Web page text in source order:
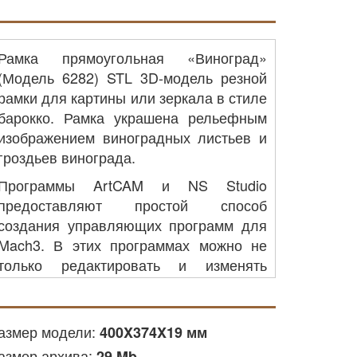
прямоугольная «Виноград»
6282) STL 3D-модель резной
для картины или зеркала в стиле
Рамка украшена рельефным
виноградных листьев и
винограда.
ArtCAM и NS Studio
простой способ
управляющих программ для
В этих программах можно не
редактировать и изменять
STL, а так же просматривать
будущей фрезеровки , и
автоматически рассчитывать
фрезеровки изделия на станке.
модели: 400X374X19 мм